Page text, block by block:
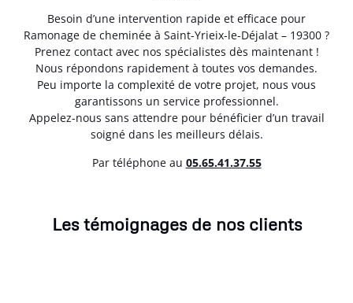
Besoin d’une intervention rapide et efficace pour
Ramonage de cheminée à Saint-Yrieix-le-Déjalat – 19300 ?
Prenez contact avec nos spécialistes dès maintenant !
Nous répondons rapidement à toutes vos demandes.
Peu importe la complexité de votre projet, nous vous
garantissons un service professionnel.
Appelez-nous sans attendre pour bénéficier d’un travail
soigné dans les meilleurs délais.
Par téléphone au 05.65.41.37.55
Les témoignages de nos clients